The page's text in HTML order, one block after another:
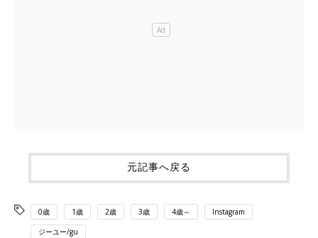
元記事へ戻る
0歳 1歳 2歳 3歳 4歳～ Instagram
ジーユー/gu